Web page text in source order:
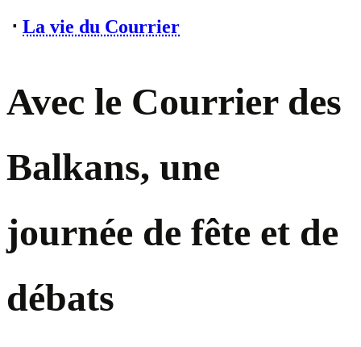
⋅ La vie du Courrier
Avec le Courrier des
Balkans, une
journée de fête et de
débats